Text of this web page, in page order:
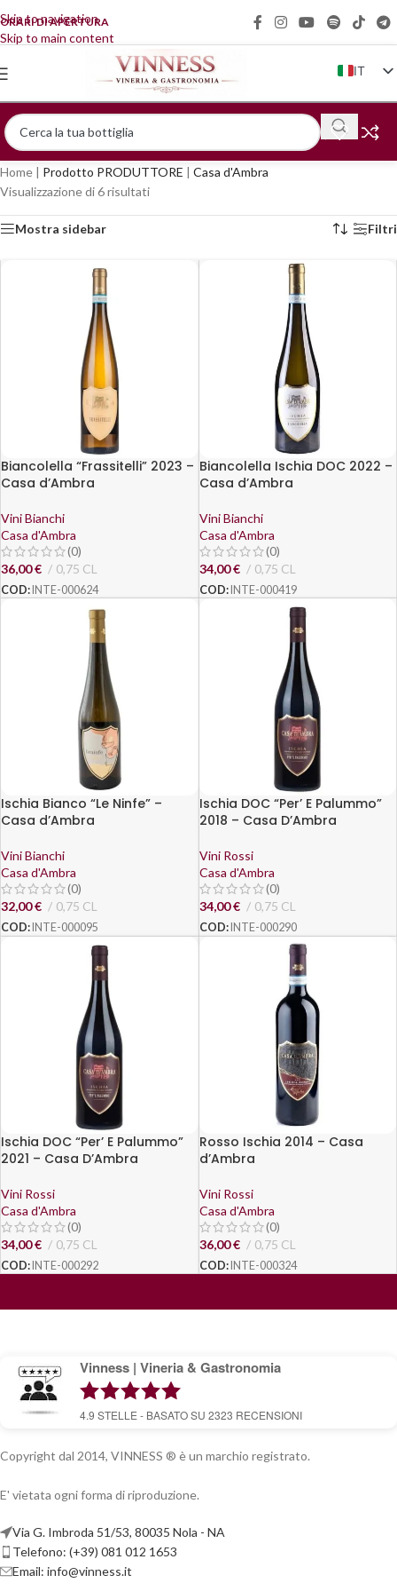
Skip to navigation
Skip to main content
ORARI DI APERTURA
IT
EN
FR
DE
Home | Prodotto PRODUTTORE | Casa d'Ambra
Visualizzazione di 6 risultati
Mostra sidebar Filtri
Biancolella “Frassitelli” 2023 –
Casa d’Ambra
Vini Bianchi
Casa d'Ambra
(0)
36,00€ 0,75 CL
COD: INTE-000624
Biancolella Ischia DOC 2022 –
Casa d’Ambra
Vini Bianchi
Casa d'Ambra
(0)
34,00€ 0,75 CL
COD: INTE-000419
Ischia Bianco “Le Ninfe” –
Casa d’Ambra
Vini Bianchi
Casa d'Ambra
(0)
32,00€ 0,75 CL
COD: INTE-000095
Ischia DOC “Per’ E Palummo”
2018 – Casa D’Ambra
Vini Rossi
Casa d'Ambra
(0)
34,00€ 0,75 CL
COD: INTE-000290
Ischia DOC “Per’ E Palummo”
2021 – Casa D’Ambra
Vini Rossi
Casa d'Ambra
(0)
34,00€ 0,75 CL
COD: INTE-000292
Rosso Ischia 2014 – Casa
d’Ambra
Vini Rossi
Casa d'Ambra
(0)
36,00€ 0,75 CL
COD: INTE-000324
Vinness | Vineria & Gastronomia
4.9 STELLE - BASATO SU 2323 RECENSIONI
Copyright dal 2014, VINNESS ® è un marchio registrato.
E' vietata ogni forma di riproduzione.
Via G. Imbroda 51/53, 80035 Nola - NA
Telefono: (+39) 081 012 1653
Email: info@vinness.it